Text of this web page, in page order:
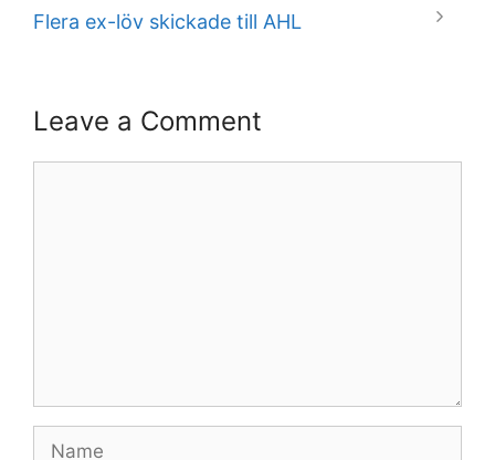
Flera ex-löv skickade till AHL
Leave a Comment
Name